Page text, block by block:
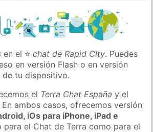
en el ⭐chat de Rapid City. Puedes
en versión Flash o en versión
de tu dispositivo.
el Terra Chat España y el
En ambos casos, ofrecemos versión
iOs para iPhone, iPad e
para el Chat de Terra como para el